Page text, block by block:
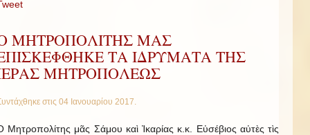
ΜΗΤΡΟΠΟΛΙΤΗΣ ΜΑΣ
ΤΑ ΙΔΡΥΜΑΤΑ ΤΗΣ
ΜΗΤΡΟΠΟΛΕΩΣ
στις 04 Ιανουαρίου 2017.
Μητροπολίτης μᾶς Σάμου καὶ Ἰκαρίας κ.κ. Εὐσέβιος αὐτὲς τὶς